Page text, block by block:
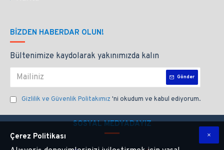
BIZDEN HABERDAR OLUN!
Bültenimize kaydolarak yakınımızda kalın
Gönder
Gizlilik ve Güvenlik Politakımız 'ni okudum ve kabul ediyorum.
SOSYAL MEDYADAYIZ
Çerez Politikası